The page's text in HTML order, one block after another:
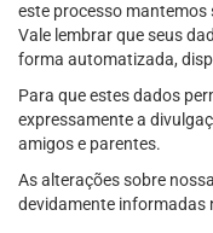
este processo
Vale lembrar que seus
forma automatizada,
Para que estes dados
expressamente a
amigos e parentes.
As alterações sobre
devidamente informadas